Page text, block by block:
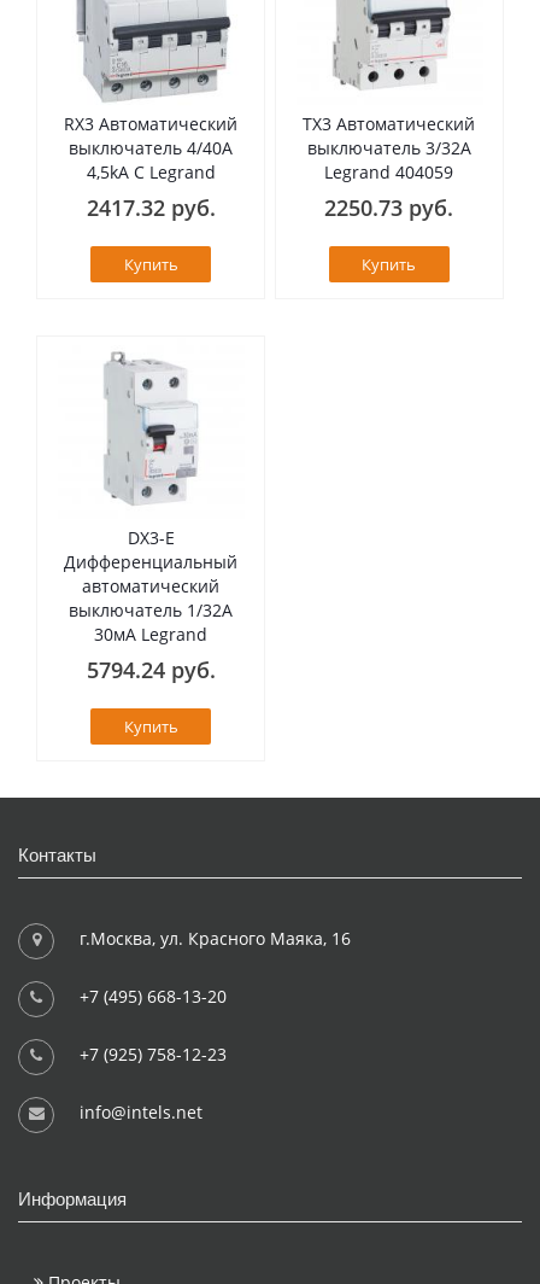
RX3 Автоматический
выключатель 4/40А
4,5kA C Legrand
2417.32 руб.
Купить
TX3 Автоматический
выключатель 3/32А
Legrand 404059
2250.73 руб.
Купить
DX3-E
Дифференциальный
автоматический
выключатель 1/32А
30мА Legrand
5794.24 руб.
Купить
Контакты
г.Москва, ул. Красного Маяка, 16
+7 (495) 668-13-20
+7 (925) 758-12-23
info@intels.net
Информация